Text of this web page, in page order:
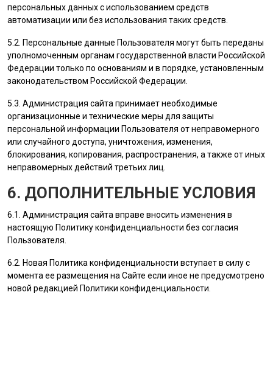
персональных данных с использованием средств
автоматизации или без использования таких средств.
5.2. Персональные данные Пользователя могут быть переданы
уполномоченным органам государственной власти Российской
Федерации только по основаниям и в порядке, установленным
законодательством Российской Федерации.
5.3. Администрация сайта принимает необходимые
организационные и технические меры для защиты
персональной информации Пользователя от неправомерного
или случайного доступа, уничтожения, изменения,
блокирования, копирования, распространения, а также от иных
неправомерных действий третьих лиц.
6. ДОПОЛНИТЕЛЬНЫЕ УСЛОВИЯ
6.1. Администрация сайта вправе вносить изменения в
настоящую Политику конфиденциальности без согласия
Пользователя
6.2. Новая Политика конфиденциальности вступает в силу с
момента ее размещения на Сайте если иное не предусмотрено
новой редакцией Политики конфиденциальности.